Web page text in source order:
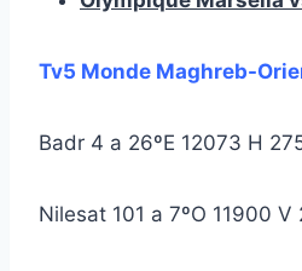
Tv5 Monde Maghreb-
Badr 4 a 26ºE 12073 H
Nilesat 101 a 7ºO 11900